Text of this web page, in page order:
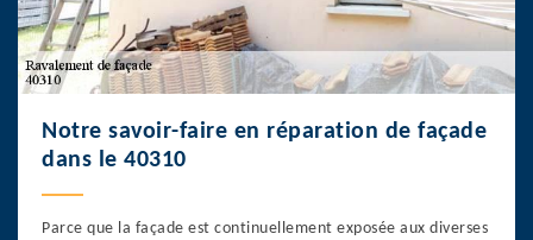
Notre savoir-faire en réparation de façade
dans le 40310
Parce que la façade est continuellement exposée aux diverses